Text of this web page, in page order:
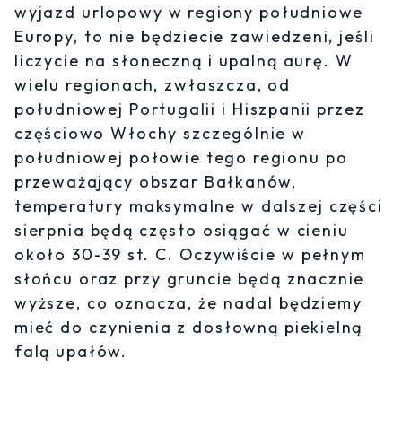
wyjazd urlopowy w regiony południowe
Europy, to nie będziecie zawiedzeni, jeśli
liczycie na słoneczną i upalną aurę. W
wielu regionach, zwłaszcza, od
południowej Portugalii i Hiszpanii przez
częściowo Włochy szczególnie w
południowej połowie tego regionu po
przeważający obszar Bałkanów,
temperatury maksymalne w dalszej części
sierpnia będą często osiągać w cieniu
około 30-39 st. C. Oczywiście w pełnym
słońcu oraz przy gruncie będą znacznie
wyższe, co oznacza, że nadal będziemy
mieć do czynienia z dosłowną piekielną
falą upałów.